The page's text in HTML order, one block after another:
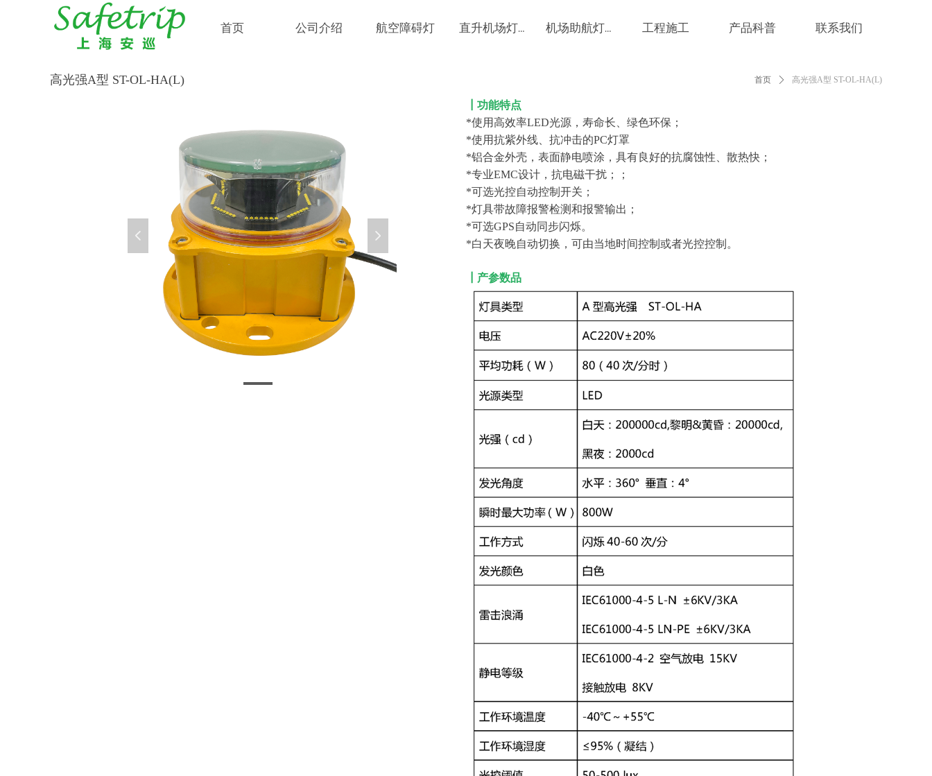
首页 公司介绍 航空障碍灯 直升机场灯具 机场助航灯具 工程施工 产品科普 联系我们
高光强A型 ST-OL-HA(L) 首页 ꄲ 高光强A型 ST-OL-HA(L)
넳 넲
┃功能特点
*使用高效率LED光源，寿命长、绿色环保；
*使用抗紫外线、抗冲击的PC灯罩
*铝合金外壳，表面静电喷涂，具有良好的抗腐蚀性、散热快；
*专业EMC设计，抗电磁干扰；；
*可选光控自动控制开关；
*灯具带故障报警检测和报警输出；
*可选GPS自动同步闪烁。
*白天夜晚自动切换，可由当地时间控制或者光控控制。
┃产参数品